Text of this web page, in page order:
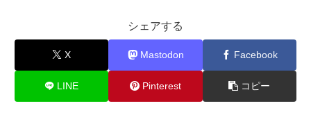
シェアする
X Mastodon Facebook
LINE Pinterest コピー